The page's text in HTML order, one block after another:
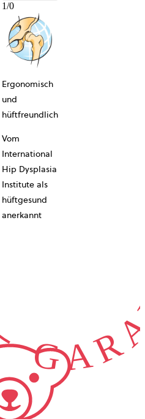
1/0
Ergonomisch
und
hüftfreundlich
Vom
International
Hip Dysplasia
Institute als
hüftgesund
anerkannt
10-JAHRE